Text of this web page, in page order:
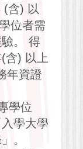
(含) 以
位者需
。 得
含) 以上
年資證
學位
學大學
。